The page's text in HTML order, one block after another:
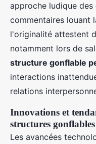
approche ludique des
commentaires louant
l'originalité attestent
notamment lors de
structure gonflable
interactions
relations
Innovations et
structures gonflables
Les avancées